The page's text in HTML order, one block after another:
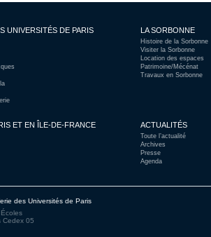
UNIVERSITÉS DE PARIS LA SORBONNE
Histoire de la Sorbonne
Visiter la Sorbonne
Location des espaces
Patrimoine/Mécénat
Travaux en Sorbonne
ET EN ÎLE-DE-FRANCE ACTUALITÉS
Toute l’actualité
Archives
Presse
Agenda
des Universités de Paris
Cedex 05